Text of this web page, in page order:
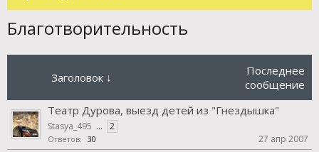
Благотворительность
Заголовок ↓
Последнее
сообщение
Театр Дурова, выезд детей из "Гнездышка"
Stasya_495 ... 2
Ответов: 30 27 апр 2007